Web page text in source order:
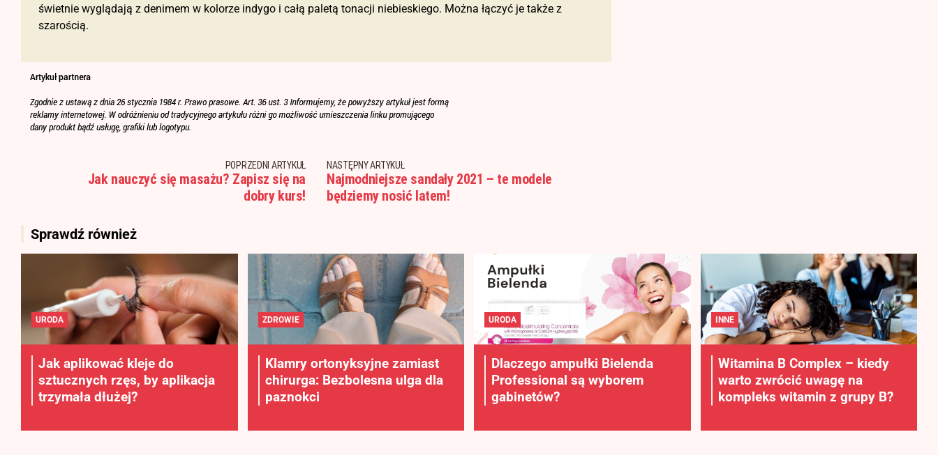
świetnie wyglądają z denimem w kolorze indygo i całą paletą tonacji niebieskiego. Można łączyć je także z
szarością.
POPRZEDNI ARTYKUŁ
Jak nauczyć się masażu? Zapisz się na
dobry kurs!
NASTĘPNY ARTYKUŁ
Najmodniejsze sandały 2021 – te modele
będziemy nosić latem!
Sprawdź również
URODA
Jak aplikować kleje do
sztucznych rzęs, by aplikacja
trzymała dłużej?
ZDROWIE
Klamry ortonyksyjne zamiast
chirurga: Bezbolesna ulga dla
paznokci
URODA
Dlaczego ampułki Bielenda
Professional są wyborem
gabinetów?
INNE
Witamina B Complex – kiedy
warto zwrócić uwagę na
kompleks witamin z grupy B?